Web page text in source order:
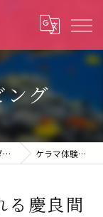
ング
ケラマ体験ダイビング
る慶良間